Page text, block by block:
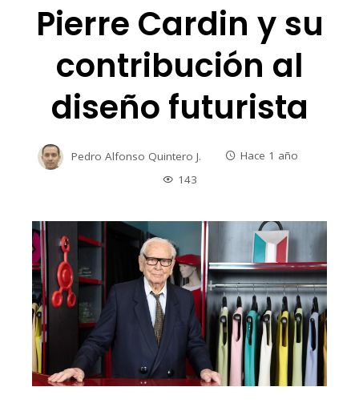
Pierre Cardin y su
contribución al
diseño futurista
Pedro Alfonso Quintero J.
Hace 1 año
143